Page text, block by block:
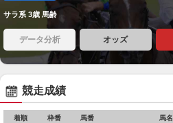
サラ系 3歳 馬齢
データ分析 オッズ
競走成績
着順 枠番 馬番 馬名